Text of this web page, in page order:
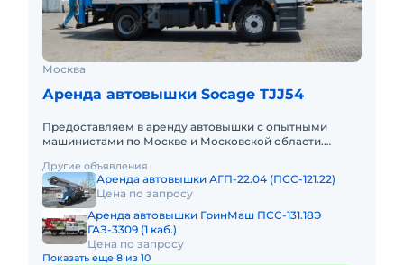
Москва
Аренда автовышки Socage TJJ54
Предоставляем в аренду автовышки с опытными
машинистами по Москве и Московской области.
(почасовой, посменный). Пр
Другие объявления
Аренда автовышки АГП-22.04 (ПСС-121.22)
Цена по запросу
Аренда автовышки ГринМаш ПСС-131.18Э
ГАЗ-3309 (1 каб.)
Цена по запросу
Показать еще 8 из 10